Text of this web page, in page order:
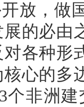
放，做
的必由
各种形
心的多
个非洲